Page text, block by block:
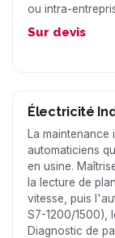
ou intra-
Sur devis
Électricité
La
automaticiens
en usine.
la lecture de
vitesse, puis
S7-1200/1500),
Diagnostic de